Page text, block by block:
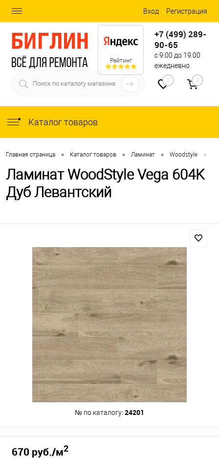
Вход Регистрация
Рейтинг
+7 (499) 289-
90-65
с 9:00 до 19:00
ежедневно
0 0
Каталог товаров
Главная страница • Каталог товаров • Ламинат • Woodstyle •
Ламинат WoodStyle Vega 604K
Дуб Левантский
№ по каталогу: 24201
670 руб./м2